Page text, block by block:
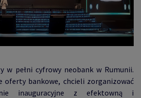
w pełni cyfrowy neobank w Rumunii.
oferty bankowe, chcieli zorganizować
inauguracyjne z efektowną i